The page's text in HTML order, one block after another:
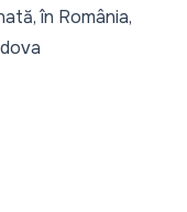
în România,